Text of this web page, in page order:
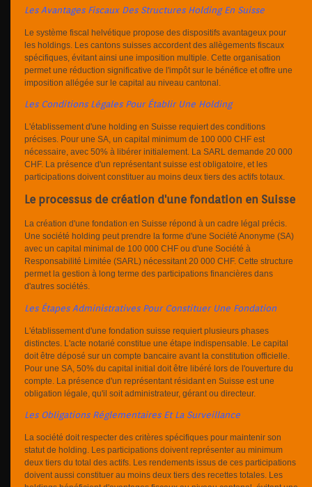
Les Avantages Fiscaux Des Structures Holding En Suisse
Le système fiscal helvétique propose des dispositifs avantageux pour
les holdings. Les cantons suisses accordent des allègements fiscaux
spécifiques, évitant ainsi une imposition multiple. Cette organisation
permet une réduction significative de l'impôt sur le bénéfice et offre une
imposition allégée sur le capital au niveau cantonal.
Les Conditions Légales Pour Établir Une Holding
L'établissement d'une holding en Suisse requiert des conditions
précises. Pour une SA, un capital minimum de 100 000 CHF est
nécessaire, avec 50% à libérer initialement. La SARL demande 20 000
CHF. La présence d'un représentant suisse est obligatoire, et les
participations doivent constituer au moins deux tiers des actifs totaux.
Le processus de création d'une fondation en Suisse
La création d'une fondation en Suisse répond à un cadre légal précis.
Une société holding peut prendre la forme d'une Société Anonyme (SA)
avec un capital minimal de 100 000 CHF ou d'une Société à
Responsabilité Limitée (SARL) nécessitant 20 000 CHF. Cette structure
permet la gestion à long terme des participations financières dans
d'autres sociétés.
Les Étapes Administratives Pour Constituer Une Fondation
L'établissement d'une fondation suisse requiert plusieurs phases
distinctes. L'acte notarié constitue une étape indispensable. Le capital
doit être déposé sur un compte bancaire avant la constitution officielle.
Pour une SA, 50% du capital initial doit être libéré lors de l'ouverture du
compte. La présence d'un représentant résidant en Suisse est une
obligation légale, qu'il soit administrateur, gérant ou directeur.
Les Obligations Réglementaires Et La Surveillance
La société doit respecter des critères spécifiques pour maintenir son
statut de holding. Les participations doivent représenter au minimum
deux tiers du total des actifs. Les rendements issus de ces participations
doivent aussi constituer au moins deux tiers des recettes totales. Les